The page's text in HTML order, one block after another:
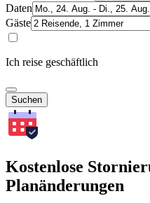
Daten
Gäste
Ich reise geschäftlich
Suchen
Kostenlose
Planänderungen